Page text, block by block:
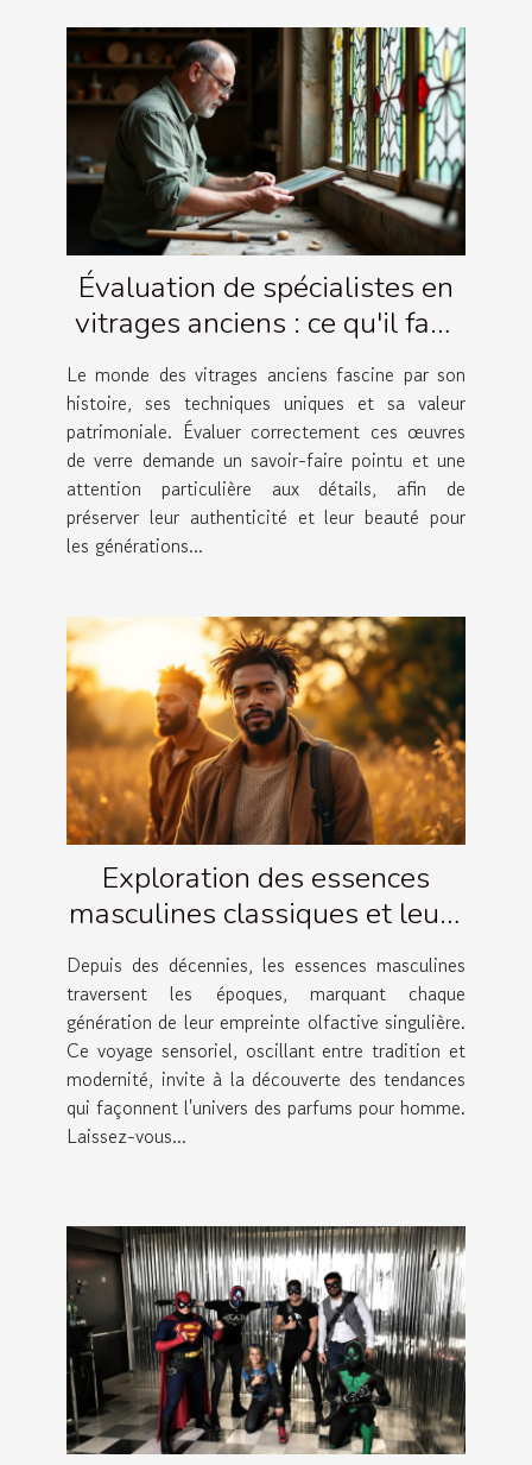
Évaluation de spécialistes en
vitrages anciens : ce qu'il faut
savoir
Le monde des vitrages anciens fascine par son
histoire, ses techniques uniques et sa valeur
patrimoniale. Évaluer correctement ces œuvres
de verre demande un savoir-faire pointu et une
attention particulière aux détails, afin de
préserver leur authenticité et leur beauté pour
les générations...
Exploration des essences
masculines classiques et leurs
évolutions
Depuis des décennies, les essences masculines
traversent les époques, marquant chaque
génération de leur empreinte olfactive singulière.
Ce voyage sensoriel, oscillant entre tradition et
modernité, invite à la découverte des tendances
qui façonnent l'univers des parfums pour homme.
Laissez-vous...